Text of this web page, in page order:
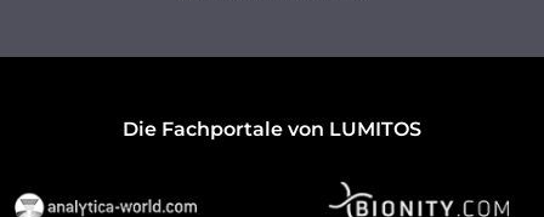
Die Fachportale von LUMITOS